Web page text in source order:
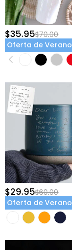
$35.95$70.00
Oferta de Verano
$29.95$60.00
Oferta de Verano